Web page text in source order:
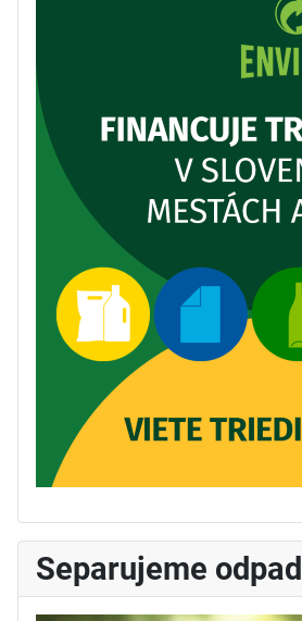
Separujeme odpad